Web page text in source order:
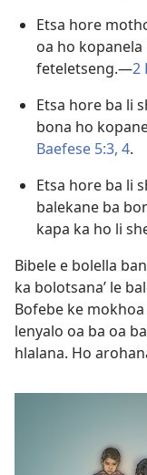
Etsa hore
oa ho
feteletseng.—2
Etsa hore ba li
bona ho
Baefese 5:3, 4.
Etsa hore ba li
balekane ba
kapa ka ho li
Bibele e bolella
ka bolotsana’ le
Bofebe ke
lenyalo oa ba oa
hlalana. Ho